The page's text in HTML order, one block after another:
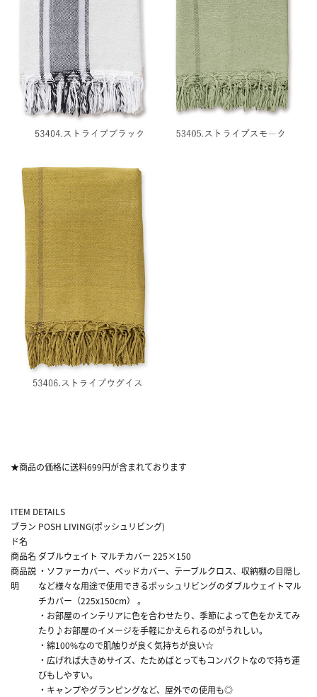
★商品の価格に送料699円が含まれております
ITEM DETAILS
ブラン
ド名
POSH LIVING(ポッシュリビング)
商品名 ダブルウェイト マルチカバー 225×150
商品説
明
・ソファーカバー、ベッドカバー、テーブルクロス、収納棚の目隠し
など様々な用途で使用できるポッシュリビングのダブルウェイトマル
チカバー（225x150cm） 。
・お部屋のインテリアに色を合わせたり、季節によって色をかえてみ
たり♪お部屋のイメージを手軽にかえられるのがうれしい。
・綿100%なので肌触りが良く気持ちが良い☆
・広げれば大きめサイズ、たためばとってもコンパクトなので持ち運
びもしやすい。
・キャンプやグランピングなど、屋外での使用も◎